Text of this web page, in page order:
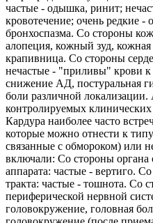
частые - одышка, ринит;
кровотечение; очень редкие -
бронхоспазма. Со стороны
алопеция, кожный зуд,
крапивница. Со стороны
нечастые - "приливы" крови
снижение АД, постуральная
боли различной локализации.
контролируемых клинических
Кардура наиболее часто
которые можно отнести к
связанные с обмороком) или
включали: Со стороны органа
аппарата: частые - вертиго.
тракта: частые - тошнота. Со
периферической нервной
головокружение, головная